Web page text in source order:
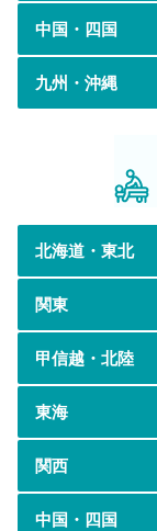
中国・四国
九州・沖縄
北海道・東北
関東
甲信越・北陸
東海
関西
中国・四国